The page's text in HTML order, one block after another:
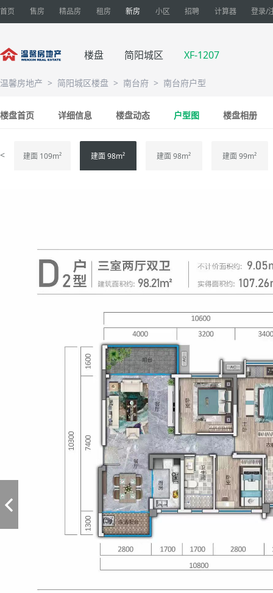
首页 售房 精品房 租房 新房 小区 招聘 计算器 登录/
楼盘 简阳城区 XF-1207
温馨房地产 > 简阳城区楼盘 > 南台府 > 南台府户型
楼盘首页 详细信息 楼盘动态 户型图 楼盘相册
< 建面 109m² 建面 98m² 建面 98m² 建面 99m²